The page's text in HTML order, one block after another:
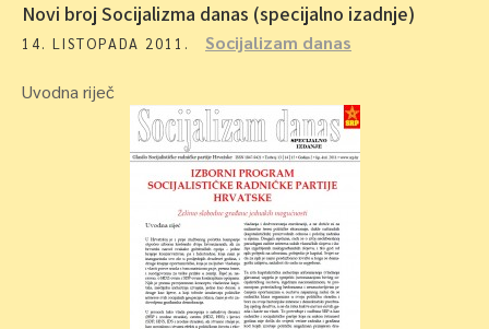
Novi broj Socijalizma danas (specijalno izadnje)
14. LISTOPADA 2011. Socijalizam danas
Uvodna riječ